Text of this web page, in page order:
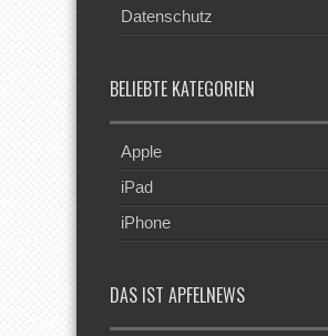
Datenschutz
BELIEBTE KATEGORIEN
Apple
iPad
iPhone
DAS IST APFELNEWS